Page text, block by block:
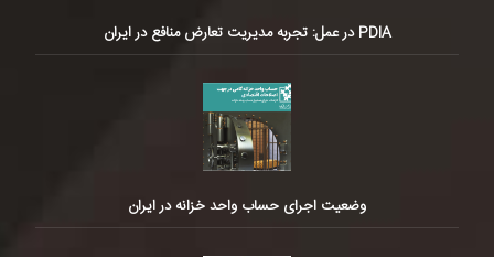
PDIA در عمل: تجربه مدیریت تعارض منافع در ایران
وضعیت اجرای حساب واحد خزانه در ایران